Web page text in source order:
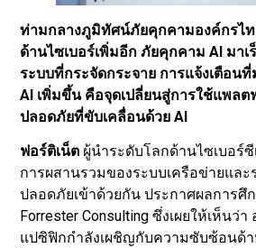
ท่ามกลางภูมิทัศน์ภัยคุกคามองค์กรไ
ด้านไซเบอร์เพิ่มอีก ภัยคุกคาม AI มา
ระบบที่กระจัดกระจาย การแจ้งเตือน
AI เพิ่มขึ้น คือจุดเปลี่ยนสู่การใช้แพล
ปลอดภัยที่ขับเคลื่อนด้วย AI
ฟอร์ติเน็ต ผู้นำระดับโลกด้านไซเบอร์
การผสานรวมของระบบเครือข่ายแล
ปลอดภัยเข้าด้วยกัน ประกาศผลการศึ
Forrester Consulting ซึ่งเผยให้เห็นว่า
แปซิฟิกกำลังเผชิญกับความซับซ้อนด้